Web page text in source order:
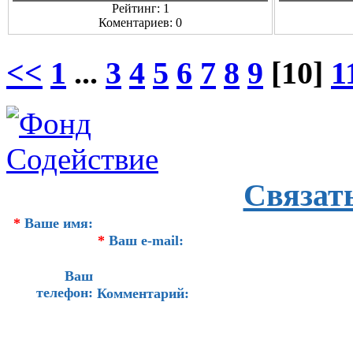
Рейтинг: 1
Коментариев: 0
<< 1 ... 3 4 5 6 7 8 9 [10]
* Ваше имя:
* Ваш e-mail:
Ваш
телефон: Комментарий: